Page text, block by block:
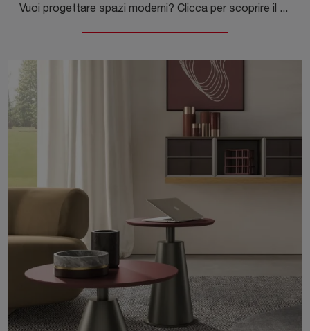
Vuoi progettare spazi moderni? Clicca per scoprire il pensile Modulo in laccato opaco del marchio Orme!